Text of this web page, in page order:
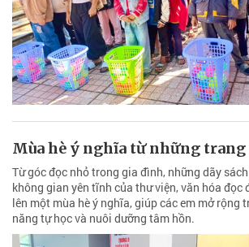
Mùa hè ý nghĩa từ những trang
Từ góc đọc nhỏ trong gia đình, những dãy
không gian yên tĩnh của thư viện, văn hóa đọc
lên một mùa hè ý nghĩa, giúp các em mở rộng
năng tự học và nuôi dưỡng tâm hồn.